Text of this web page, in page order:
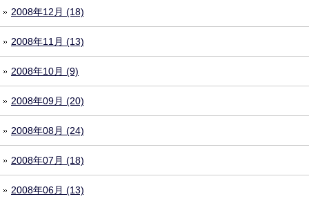
2008年12月 (18)
2008年11月 (13)
2008年10月 (9)
2008年09月 (20)
2008年08月 (24)
2008年07月 (18)
2008年06月 (13)